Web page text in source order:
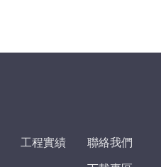
工程實績
聯絡我們